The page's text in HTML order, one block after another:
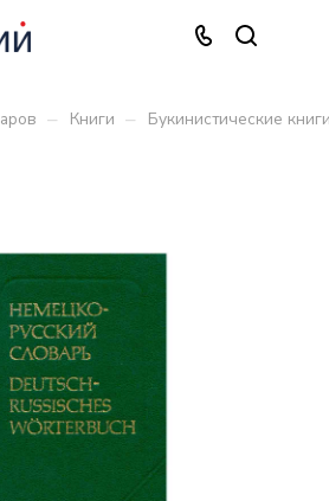
– Книги – Букинистические